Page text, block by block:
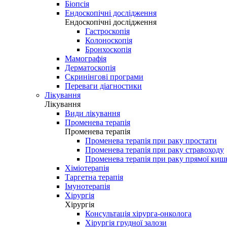
Біопсія
Ендоскопічні дослідження
Ендоскопічні дослідження
Гастроскопія
Колоноскопія
Бронхоскопія
Мамографія
Дерматоскопія
Скринінгові програми
Переваги діагностики
Лікування
Лікування
Види лікування
Променева терапія
Променева терапія
Променева терапія при раку простати
Променева терапія при раку стравоходу
Променева терапія при раку прямої
Хіміотерапія
Таргетна терапія
Імунотерапія
Хірургія
Хірургія
Консультація хірурга-онколога
Хірургія грудної залози